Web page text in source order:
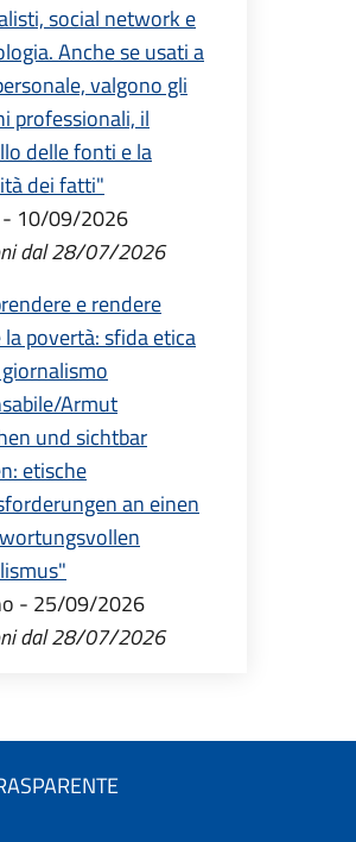
social network e
Anche se usati a
valgono gli
professionali, il
delle fonti e la
dei fatti"
- 10/09/2026
dal 28/07/2026
e rendere
povertà: sfida etica
Armut
und sichtbar
etische
an einen
- 25/09/2026
dal 28/07/2026